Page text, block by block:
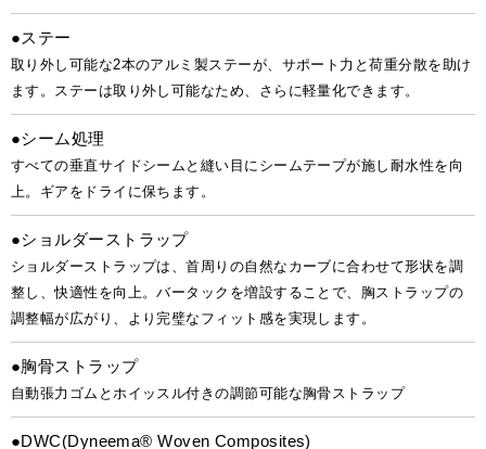
●ステー
取り外し可能な2本のアルミ製ステーが、サポート力と荷重分散を助け
ます。ステーは取り外し可能なため、さらに軽量化できます。
●シーム処理
すべての垂直サイドシームと縫い目にシームテープが施し耐水性を向
上。ギアをドライに保ちます。
●ショルダーストラップ
ショルダーストラップは、首周りの自然なカーブに合わせて形状を調
整し、快適性を向上。バータックを増設することで、胸ストラップの
調整幅が広がり、より完璧なフィット感を実現します。
●胸骨ストラップ
自動張力ゴムとホイッスル付きの調節可能な胸骨ストラップ
●DWC(Dyneema® Woven Composites)